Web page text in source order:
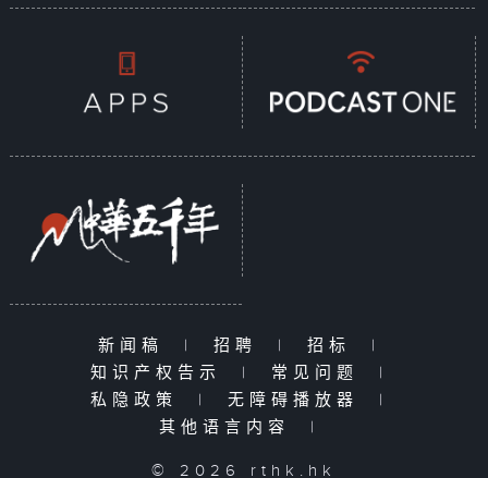
新闻稿 | 招聘 | 招标
|
知识产权告示
| 常见问题
|
私隐政策
| 无障碍播放器
|
其他语言内容
|
© 2026 rthk.hk